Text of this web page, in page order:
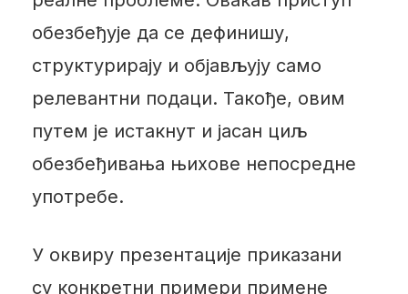
обезбеђује да се дефинишу,
структурирају и објављују само
релевантни подаци. Такође, овим
путем је истакнут и јасан циљ
обезбеђивања њихове непосредне
употребе.
У оквиру презентације приказани
су конкретни примери примене